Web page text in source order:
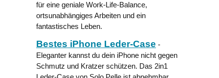
für eine geniale Work-Life-Balance,
ortsunabhängiges Arbeiten und ein
fantastisches Leben.
Bestes iPhone Leder-Case -
Eleganter kannst du dein iPhone nicht gegen
Schmutz und Kratzer schützen. Das 2in1